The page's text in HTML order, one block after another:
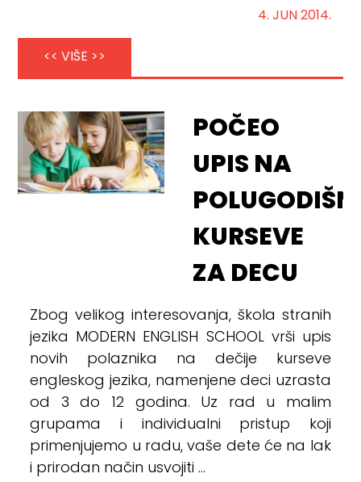
4. JUN 2014.
<< VIŠE >>
POČEO
UPIS NA
KURSEVE
ZA DECU
Zbog velikog interesovanja, škola stranih
jezika MODERN ENGLISH SCHOOL vrši upis
novih polaznika na dečije kurseve
engleskog jezika, namenjene deci uzrasta
od 3 do 12 godina. Uz rad u malim
grupama i individualni pristup koji
primenjujemo u radu, vaše dete će na lak
i prirodan način usvojiti ...